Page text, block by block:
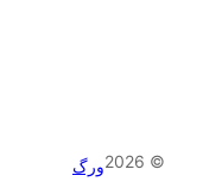
© 2026 ورگ